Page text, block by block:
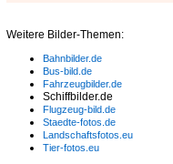
Weitere Bilder-Themen:
Bahnbilder.de
Bus-bild.de
Fahrzeugbilder.de
Schiffbilder.de
Flugzeug-bild.de
Staedte-fotos.de
Landschaftsfotos.eu
Tier-fotos.eu